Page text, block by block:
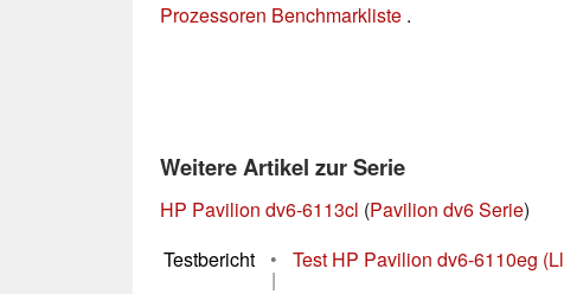
Prozessoren Benchmarkliste .
Weitere Artikel zur Serie
HP Pavilion dv6-6113cl (Pavilion dv6 Serie)
Testbericht
• Test HP Pavilion dv6-6110eg
|